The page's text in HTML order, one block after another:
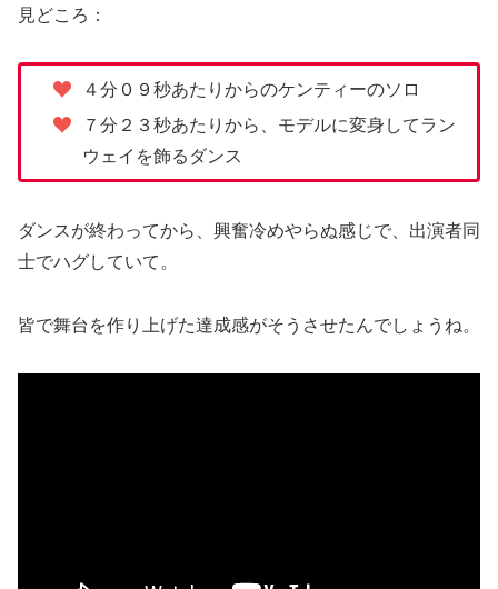
見どころ：
４分０９秒あたりからのケンティーのソロ
７分２３秒あたりから、モデルに変身してラン
ウェイを飾るダンス
ダンスが終わってから、興奮冷めやらぬ感じで、出演者同
士でハグしていて。
皆で舞台を作り上げた達成感がそうさせたんでしょうね。